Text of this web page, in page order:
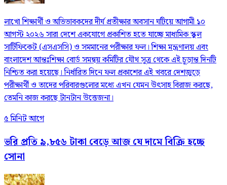
লাখো শিক্ষার্থী ও অভিভাবকদের দীর্ঘ প্রতীক্ষার অবসান ঘটিয়ে আগামী ১০
আগস্ট ২০২৬ সারা দেশে একযোগে প্রকাশিত হতে যাচ্ছে মাধ্যমিক স্কুল
সার্টিফিকেট (এসএসসি) ও সমমানের পরীক্ষার ফল। শিক্ষা মন্ত্রণালয় এবং
বাংলাদেশ আন্তঃশিক্ষা বোর্ড সমন্বয় কমিটির যৌথ সূত্র থেকে এই চূড়ান্ত দিনটি
নিশ্চিত করা হয়েছে। নির্ধারিত দিনে ফল প্রকাশের এই খবরে দেশজুড়ে
পরীক্ষার্থী ও তাদের পরিবারগুলোর মধ্যে এখন যেমন উৎসাহ বিরাজ করছে,
তেমনি কাজ করছে টানটান উত্তেজনা।
৫ মিনিট আগে
ভরি প্রতি ৯,৮৫৬ টাকা বেড়ে আজ যে দামে বিক্রি হচ্ছে
সোনা